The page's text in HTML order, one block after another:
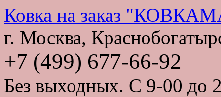
Ковка на заказ
г. Москва,
+7 (499) 677-66-92
Без выходных. С 9-00 до